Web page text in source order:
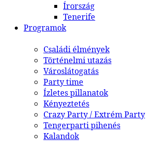
Írország
Tenerife
Programok
Családi élmények
Történelmi utazás
Városlátogatás
Party time
Ízletes pillanatok
Kényeztetés
Crazy Party / Extrém Party
Tengerparti pihenés
Kalandok